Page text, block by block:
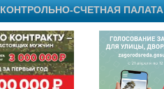
КОНТРОЛЬНО-СЧЕТНАЯ ПАЛАТА